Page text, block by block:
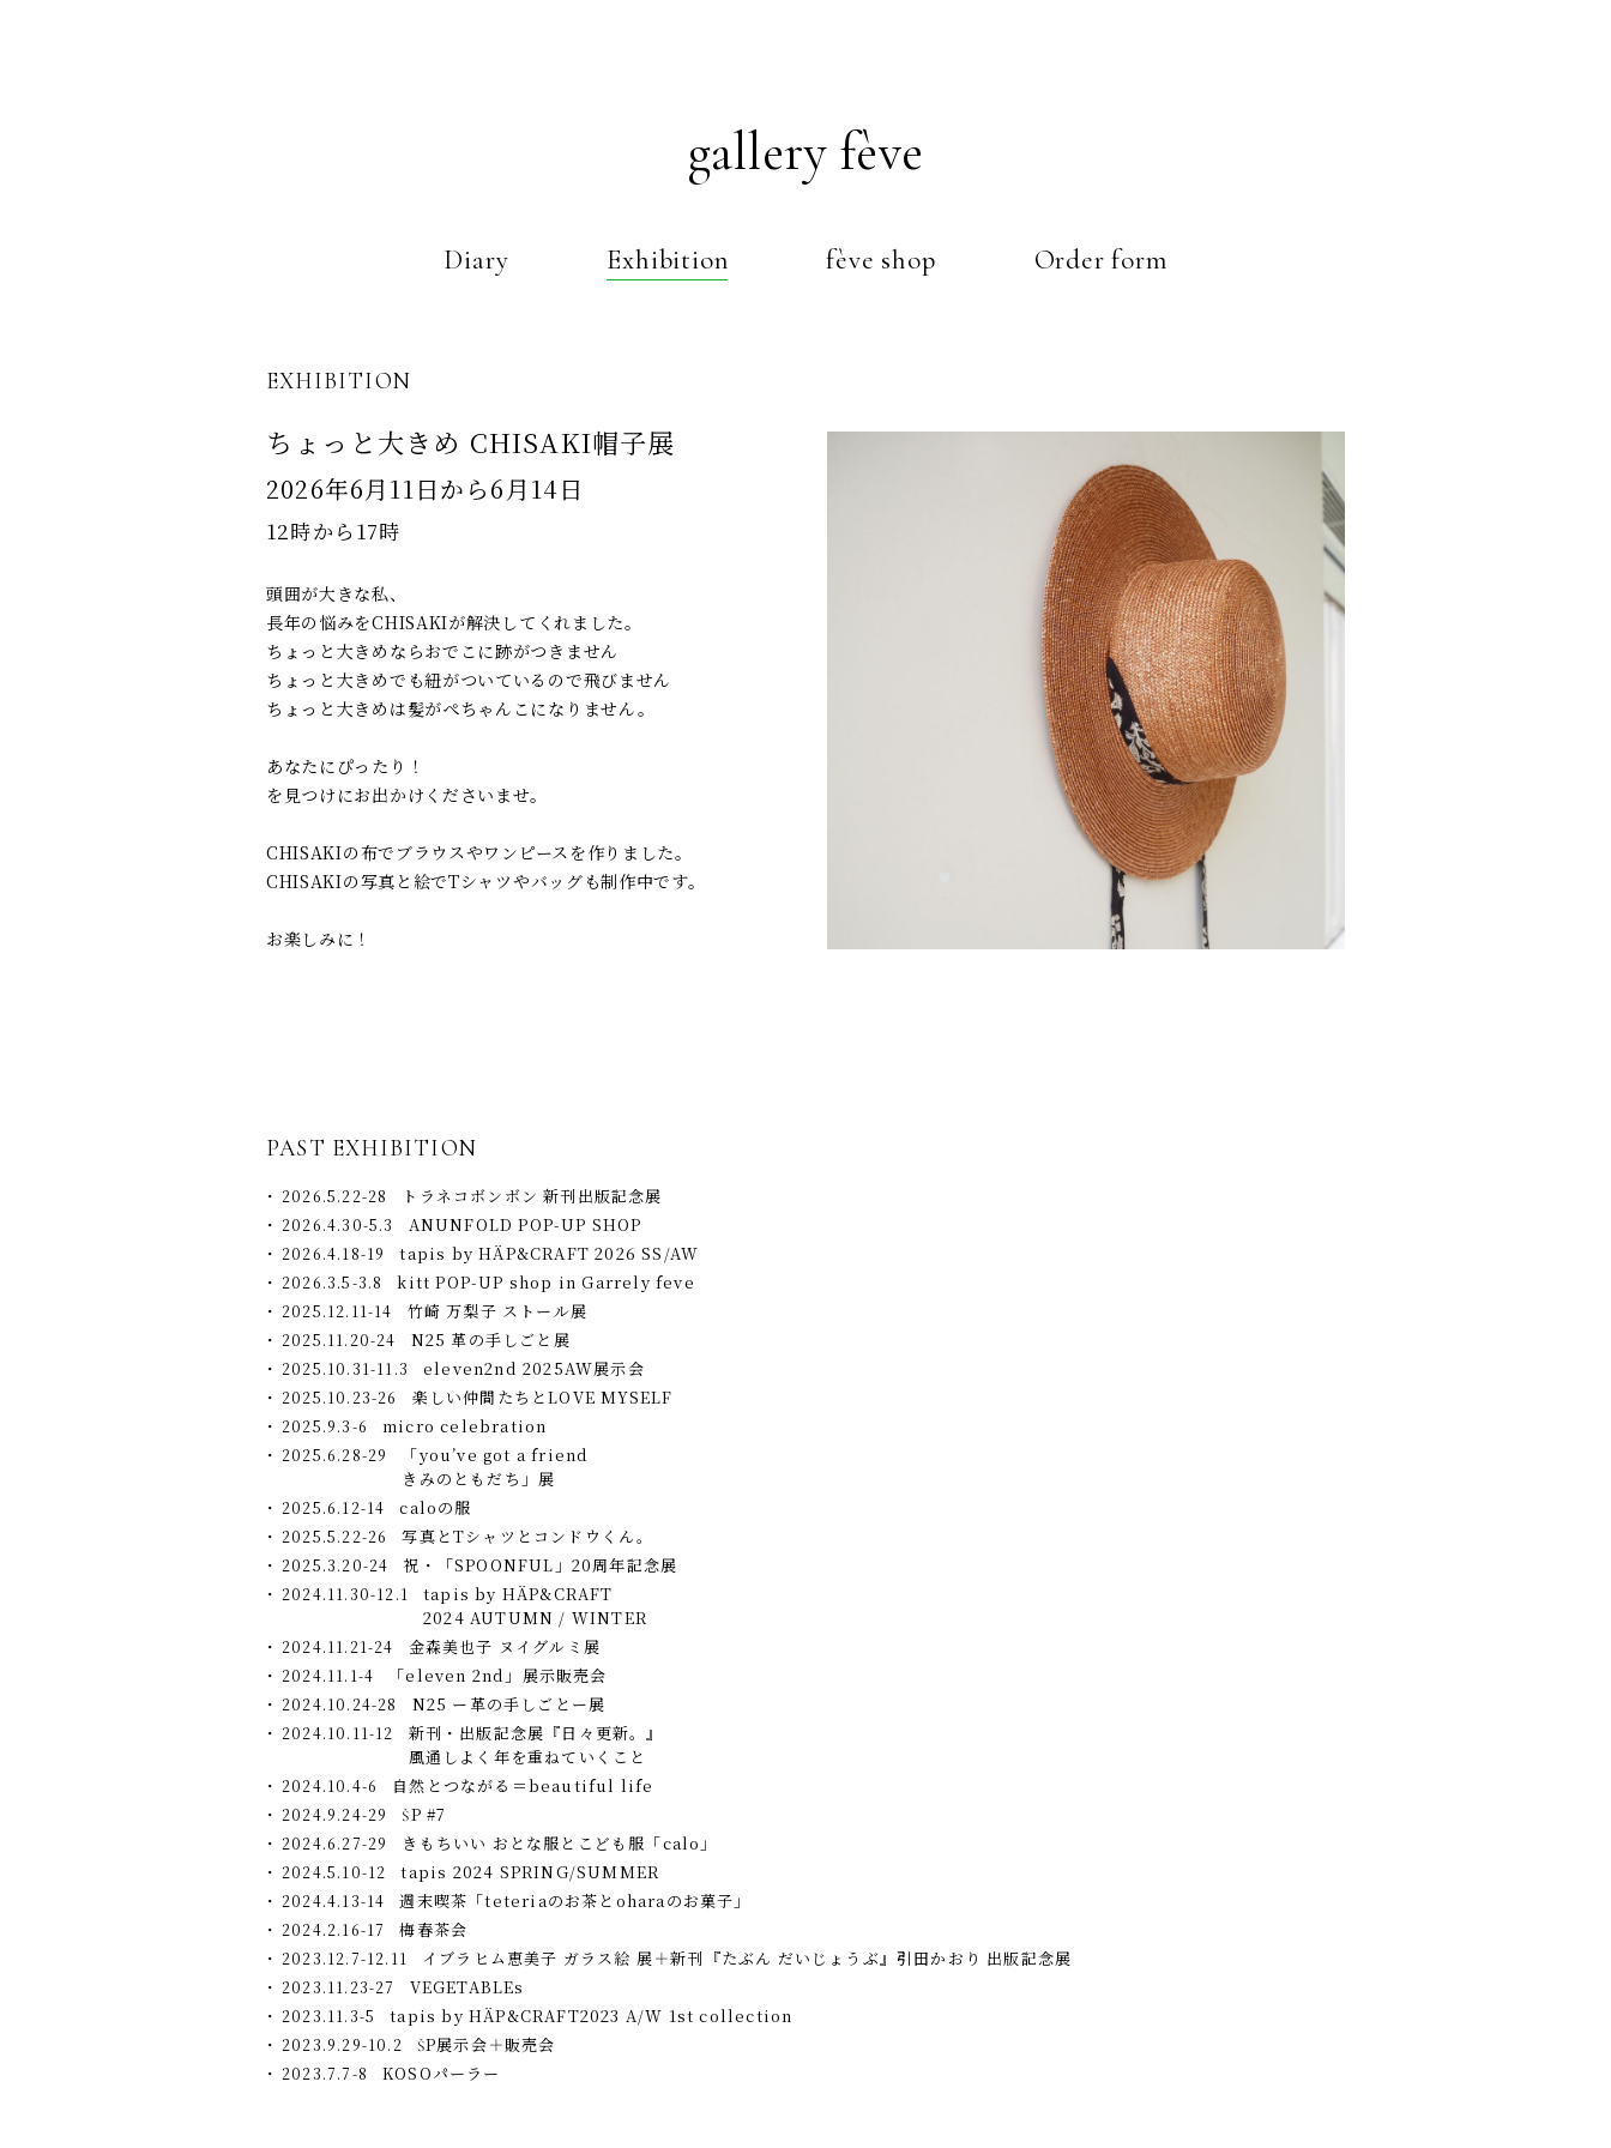
gallery fève
Diary Exhibition fève shop Order form
EXHIBITION
ちょっと大きめ CHISAKI帽子展
2026年6月11日から6月14日
12時から17時
頭囲が大きな私、
長年の悩みをCHISAKIが解決してくれました。
ちょっと大きめならおでこに跡がつきません
ちょっと大きめでも紐がついているので飛びません
ちょっと大きめは髪がぺちゃんこになりません。
あなたにぴったり！
を見つけにお出かけくださいませ。
CHISAKIの布でブラウスやワンピースを作りました。
CHISAKIの写真と絵でTシャツやバッグも制作中です。
お楽しみに！
PAST EXHIBITION
2026.5.22-28 トラネコボンボン 新刊出版記念展
2026.4.30-5.3 ANUNFOLD POP-UP SHOP
2026.4.18-19 tapis by HÄP&CRAFT 2026 SS/AW
2026.3.5-3.8 kitt POP-UP shop in Garrely feve
2025.12.11-14 竹崎 万梨子 ストール展
2025.11.20-24 N25 革の手しごと展
2025.10.31-11.3 eleven2nd 2025AW展示会
2025.10.23-26 楽しい仲間たちとLOVE MYSELF
2025.9.3-6 micro celebration
2025.6.28-29
「you’ve got a friend
きみのともだち」展
2025.6.12-14 caloの服
2025.5.22-26 写真とTシャツとコンドウくん。
2025.3.20-24 祝・「SPOONFUL」20周年記念展
2024.11.30-12.1
tapis by HÄP&CRAFT
2024 AUTUMN / WINTER
2024.11.21-24 金森美也子 ヌイグルミ展
2024.11.1-4 「eleven 2nd」展示販売会
2024.10.24-28 N25 ー革の手しごとー展
2024.10.11-12
新刊・出版記念展『日々更新。』
風通しよく年を重ねていくこと
2024.10.4-6 自然とつながる＝beautiful life
2024.9.24-29 ŠP #7
2024.6.27-29 きもちいい おとな服とこども服「calo」
2024.5.10-12 tapis 2024 SPRING/SUMMER
2024.4.13-14 週末喫茶「teteriaのお茶とoharaのお菓子」
2024.2.16-17 梅春茶会
2023.12.7-12.11 イブラヒム恵美子 ガラス絵 展＋新刊『たぶん だいじょうぶ』 引田かおり 出版記念展
2023.11.23-27 VEGETABLEs
2023.11.3-5 tapis by HÄP&CRAFT2023 A/W 1st collection
2023.9.29-10.2 ŠP展示会＋販売会
2023.7.7-8 KOSOパーラー